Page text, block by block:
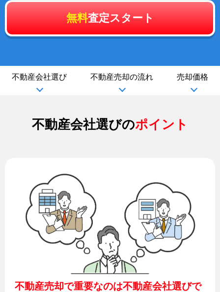
無料査定スタート
不動産会社選び 不動産売却の流れ 売却価格
不動産会社選びのポイント
不動産売却で重要なのは不動産会社選びで